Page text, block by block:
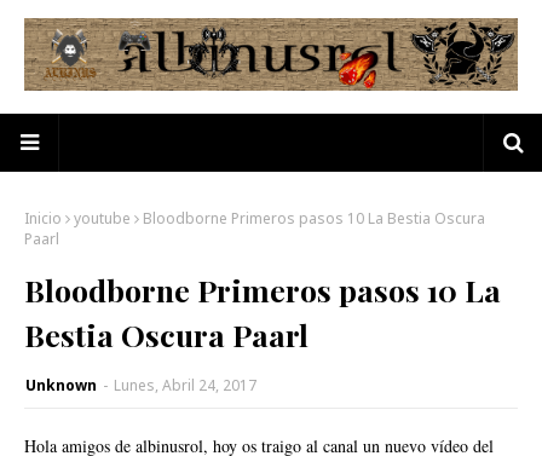
Inicio youtube
Bloodborne Primeros pasos 10 La Bestia Oscura
Paarl
Bloodborne Primeros pasos 10 La
Bestia Oscura Paarl
Unknown - Lunes, Abril 24, 2017
Hola amigos de albinusrol, hoy os traigo al canal un nuevo vídeo del